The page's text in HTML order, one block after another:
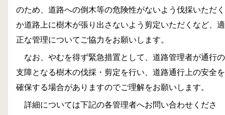
のため、道路への倒木等の危険性がないよう伐採いただく
か道路上に樹木が張り出さないよう剪定いただくなど、適
正な管理についてご協力をお願いします。
なお、やむを得ず緊急措置として、道路管理者が通行の
支障となる樹木の伐採・剪定を行い、道路通行上の安全を
確保する場合がありますのでご理解をお願いします。
詳細については下記の各管理者へお問い合わせくださ